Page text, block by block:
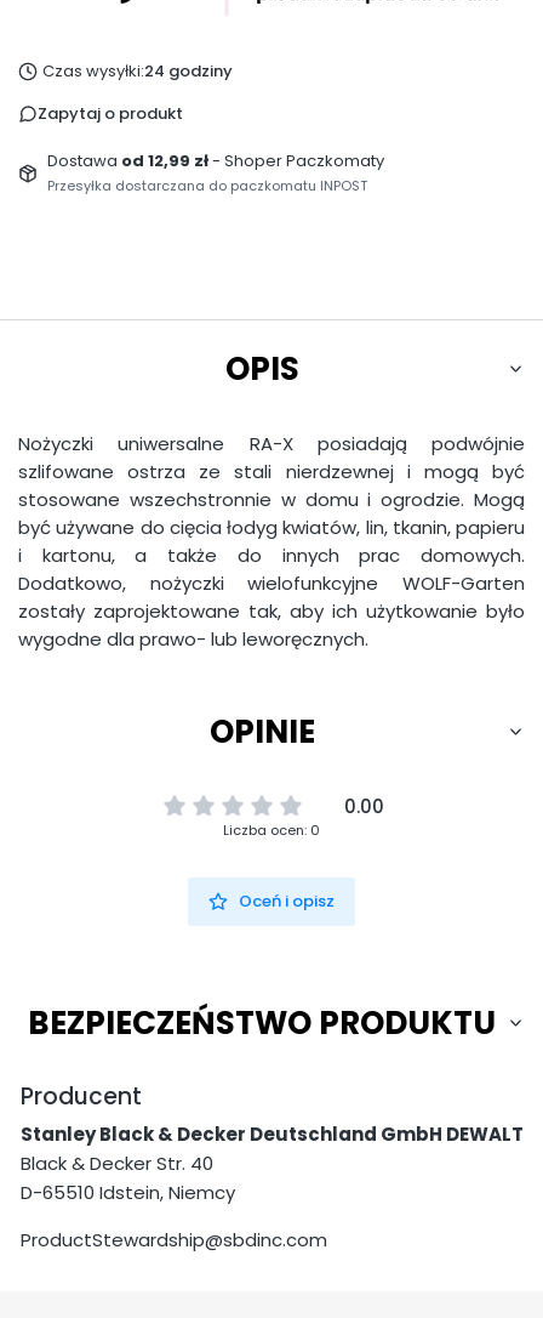
Czas wysyłki:24 godziny
Zapytaj o produkt
Dostawa od 12,99 zł- Shoper Paczkomaty
Przesyłka dostarczana do paczkomatu INPOST
OPIS
Nożyczki uniwersalne RA-X posiadają podwójnie
szlifowane ostrza ze stali nierdzewnej i mogą być
stosowane wszechstronnie w domu i ogrodzie. Mogą
być używane do cięcia łodyg kwiatów, lin, tkanin, papieru
i kartonu, a także do innych prac domowych.
Dodatkowo, nożyczki wielofunkcyjne WOLF-Garten
zostały zaprojektowane tak, aby ich użytkowanie było
wygodne dla prawo- lub leworęcznych.
OPINIE
0.00
Liczba ocen: 0
Oceń i opisz
BEZPIECZEŃSTWO PRODUKTU
Producent
Stanley Black & Decker Deutschland GmbH DEWALT
Black & Decker Str. 40
D-65510 Idstein, Niemcy
ProductStewardship@sbdinc.com